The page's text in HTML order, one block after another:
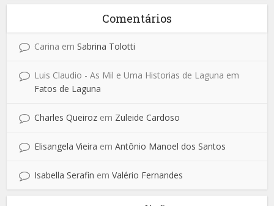
Comentários
Carina emSabrina Tolotti
Luis Claudio - As Mil e Uma Historias de Laguna em
Fatos de Laguna
Charles Queiroz em Zuleide Cardoso
Elisangela Vieira emAntônio Manoel dos Santos
Isabella Serafin emValério Fernandes